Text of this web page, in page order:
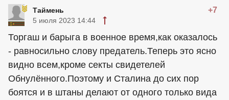
Таймень +7
5 июля 2023 14:44
Торгаш и барыга в военное время,как оказалось
- равносильно слову предатель.Теперь это ясно
видно всем,кроме секты свидетелей
Обнулённого.Поэтому и Сталина до сих пор
боятся и в штаны делают от одного только вида